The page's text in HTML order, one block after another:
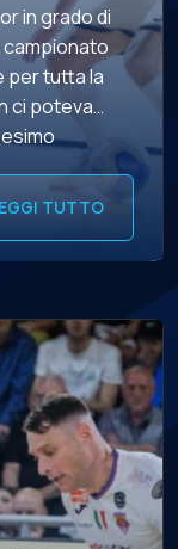
in grado di
campionato
per tutta la
ci poteva
Covei […]
TUTTO